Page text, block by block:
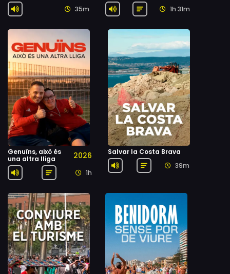
35m
1h 31m
Genuïns, això és
una altra lliga
2026
1h
Salvar la Costa Brava
39m